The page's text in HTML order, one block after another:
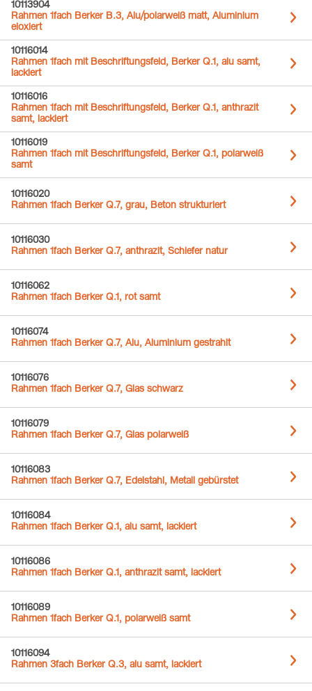
10113904
Rahmen 1fach Berker B.3, Alu/polarweiß matt, Aluminium
eloxiert
10116014
Rahmen 1fach mit Beschriftungsfeld, Berker Q.1, alu samt,
lackiert
10116016
Rahmen 1fach mit Beschriftungsfeld, Berker Q.1, anthrazit
samt, lackiert
10116019
Rahmen 1fach mit Beschriftungsfeld, Berker Q.1, polarweiß
samt
10116020
Rahmen 1fach Berker Q.7, grau, Beton strukturiert
10116030
Rahmen 1fach Berker Q.7, anthrazit, Schiefer natur
10116062
Rahmen 1fach Berker Q.1, rot samt
10116074
Rahmen 1fach Berker Q.7, Alu, Aluminium gestrahlt
10116076
Rahmen 1fach Berker Q.7, Glas schwarz
10116079
Rahmen 1fach Berker Q.7, Glas polarweiß
10116083
Rahmen 1fach Berker Q.7, Edelstahl, Metall gebürstet
10116084
Rahmen 1fach Berker Q.1, alu samt, lackiert
10116086
Rahmen 1fach Berker Q.1, anthrazit samt, lackiert
10116089
Rahmen 1fach Berker Q.1, polarweiß samt
10116094
Rahmen 3fach Berker Q.3, alu samt, lackiert